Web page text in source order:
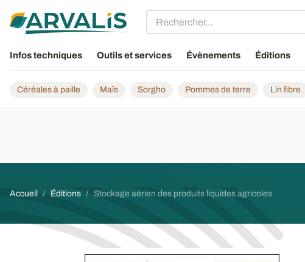
Infos techniques Outils et services Évènements Éditions
Céréales à paille Maïs Sorgho Pommes de terre Lin fibre
Fil d'Ariane
Accueil Éditions Stockage aérien des produits liquides agricoles